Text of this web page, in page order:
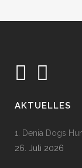
AKTUELLES
1. Denia Dogs
26. Juli 2026